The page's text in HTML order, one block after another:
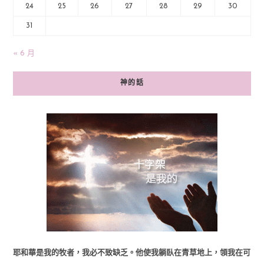
24 25 26 27 28 29 30
31
« 6 月
神的話
耶和華是我的牧者，我必不致缺乏。他使我躺臥在青草地上，領我在可